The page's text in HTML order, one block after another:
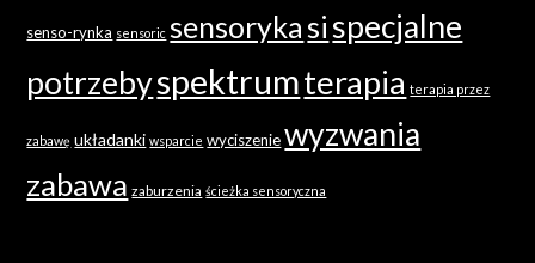
senso-rynka sensoric sensorykasispecjalne
potrzebyspektrumterapia terapia przez
zabawę układanki wsparcie wyciszenie wyzwania
zabawa zaburzenia ścieżka sensoryczna